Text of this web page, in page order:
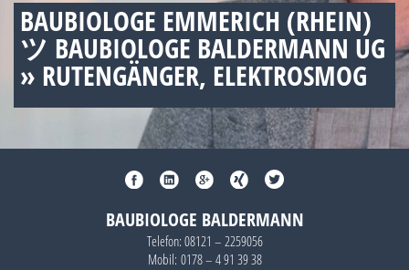
BAUBIOLOGE EMMERICH (RHEIN)
ツ BAUBIOLOGE BALDERMANN UG
» RUTENGÄNGER, ELEKTROSMOG
BAUBIOLOGE BALDERMANN
Telefon: 08121 – 2259056
Mobil: 0178 – 4 91 39 38